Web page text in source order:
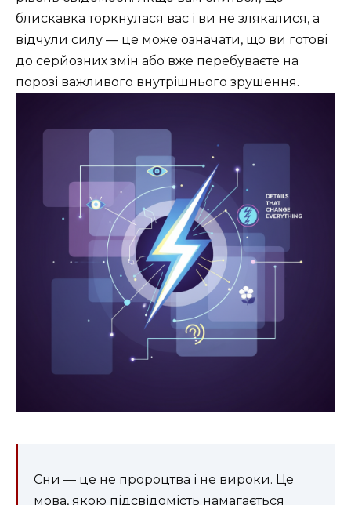
блискавка торкнулася вас і ви не злякалися, а
відчули силу — це може означати, що ви готові
до серйозних змін або вже перебуваєте на
порозі важливого внутрішнього зрушення.
Сни — це не пророцтва і не вироки. Це
мова, якою підсвідомість намагається